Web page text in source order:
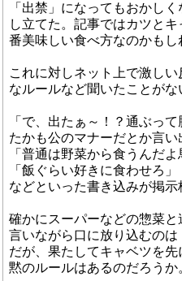
「出禁」になってもおかし
し立てた。記事ではカツと
番美味しい食べ方なのかもし
これに対しネット上で激し
なルールなど聞いたことがな
「で、出たぁ～！？通ぶっ
たかも公のマナーだとか言い
「普通は野菜から食うんだよ
「飯ぐらい好きに食わせろ」
などといった書き込みが掲示
確かにスーパーなどの惣菜
言いながら口に放り込むの
だが、果たしてキャベツを
黙のルールはあるのだろうか